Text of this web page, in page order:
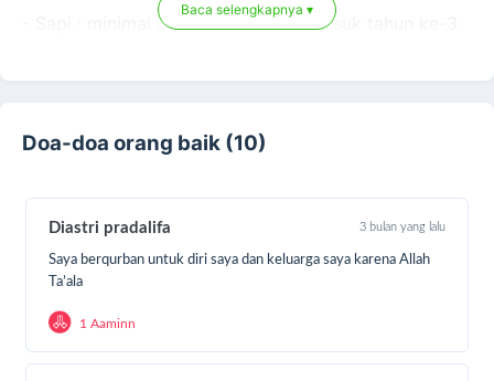
- Sapi : minimal 2 tahun dan telah masuk tahun ke-3
tahun ke-6
bulan bagi yang sulit mendapatkan domba berusia 1
tahun
tahun ke-2.
3. Kondisi Fisik Hewan Kurban
Hindari kondisi fisik cacat seperti hewan yang buta,
sedang sakit, kaki pincang dan hewan yang
tergolong kurus serta tidak memiliki tulang sumsum.
Baca selengkapnya ▾
Doa-doa orang baik (10)
Diastri pradalifa 3 bulan yang lalu
Saya berqurban untuk diri saya dan keluarga saya karena Allah
Ta’ala
1 Aaminn